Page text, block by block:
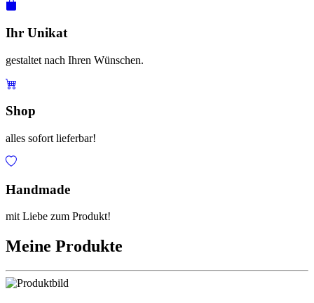
Ihr Unikat
gestaltet nach Ihren Wünschen.
Shop
alles sofort lieferbar!
Handmade
mit Liebe zum Produkt!
Meine Produkte